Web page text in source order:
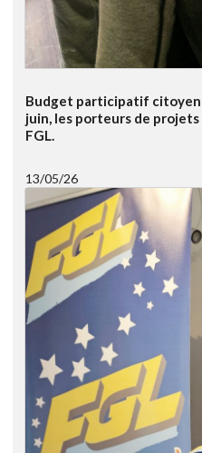
Budget participatif citoyen
juin, les porteurs de
FGL.
13/05/26